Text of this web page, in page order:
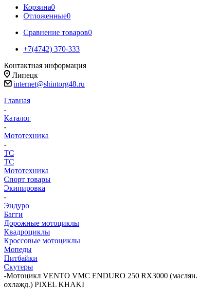
Корзина0
Отложенные0
Сравнение товаров0
+7(4742) 370-333
Контактная информация
Липецк
internet@shintorg48.ru
Главная
-
Каталог
-
Мототехника
-
ТС
ТС
Мототехника
Спорт товары
Экипировка
-
Эндуро
Багги
Дорожные мотоциклы
Квадроциклы
Кроссовые мотоциклы
Мопеды
Питбайки
Скутеры
-Мотоцикл VENTO VMC ENDURO 250 RX3000 (маслян.
охлажд.) PIXEL KHAKI